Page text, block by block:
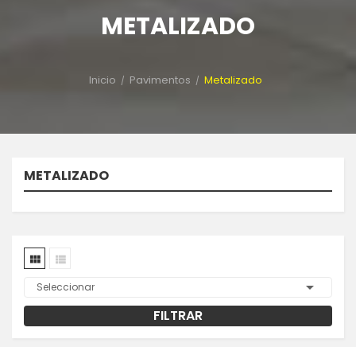
METALIZADO
Inicio Pavimentos Metalizado
METALIZADO
 
Seleccionar 
FILTRAR